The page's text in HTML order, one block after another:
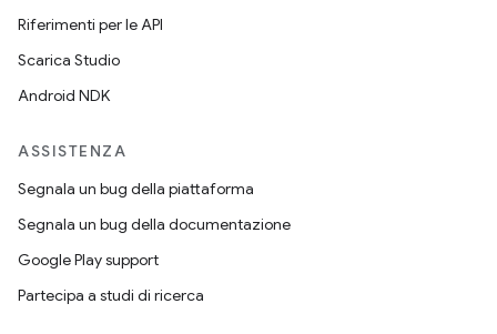
Riferimenti per le API
Scarica Studio
Android NDK
ASSISTENZA
Segnala un bug della piattaforma
Segnala un bug della documentazione
Google Play support
Partecipa a studi di ricerca